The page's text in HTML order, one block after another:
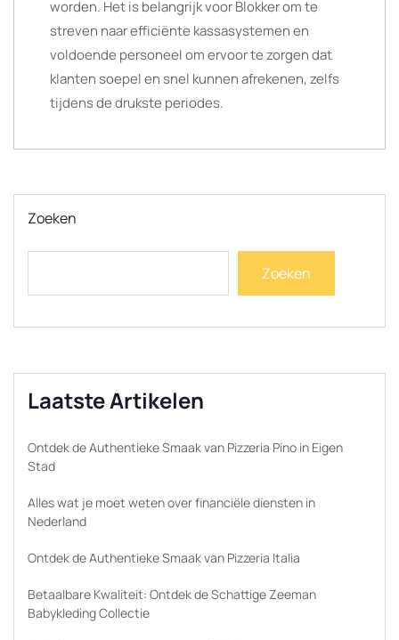
worden. Het is belangrijk voor Blokker om te
streven naar efficiënte kassasystemen en
voldoende personeel om ervoor te zorgen dat
klanten soepel en snel kunnen afrekenen, zelfs
tijdens de drukste periodes.
Zoeken
Zoeken
Laatste Artikelen
Ontdek de Authentieke Smaak van Pizzeria Pino in Eigen
Stad
Alles wat je moet weten over financiële diensten in
Nederland
Ontdek de Authentieke Smaak van Pizzeria Italia
Betaalbare Kwaliteit: Ontdek de Schattige Zeeman
Babykleding Collectie